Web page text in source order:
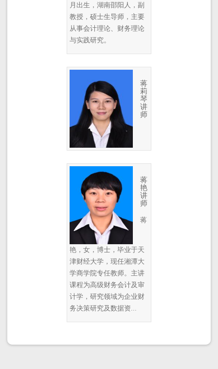
月出生，湖南邵阳人，副
教授，硕士生导师，主要
从事会计理论、财务理论
与实践研究。
蒋
莉
琴
讲
师
蒋
艳
讲
师
蒋
艳，女，博士，毕业于天
津财经大学，现任湘潭大
学商学院专任教师。主讲
课程为高级财务会计及审
计学，研究领域为企业财
务决策研究及数据资...